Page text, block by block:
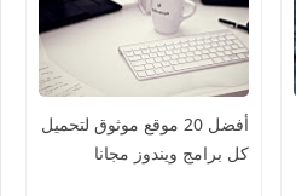
أفضل 20 موقع موثوق لتحميل
كل برامج ويندوز مجانا